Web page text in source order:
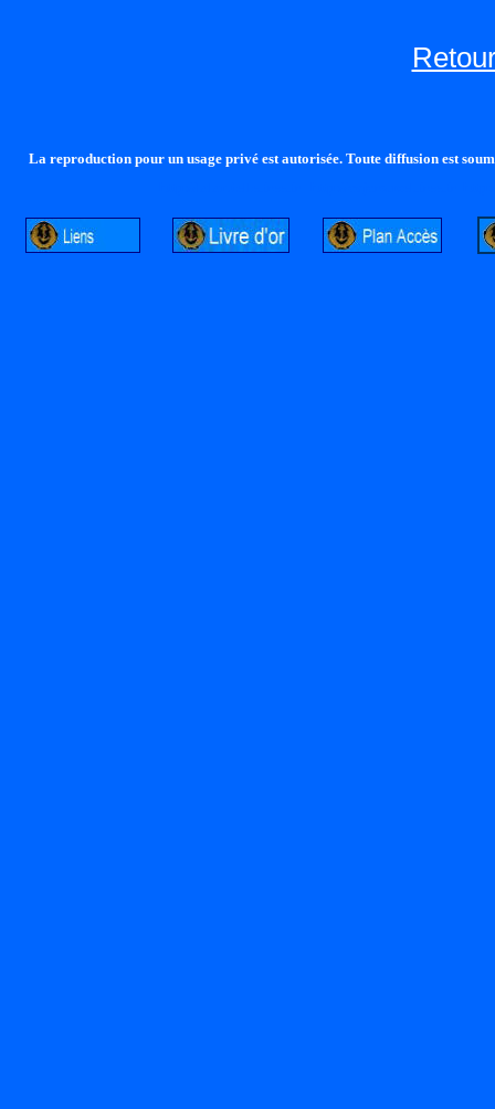
La reproduction pour un usage privé est autorisée. Toute diffusion est